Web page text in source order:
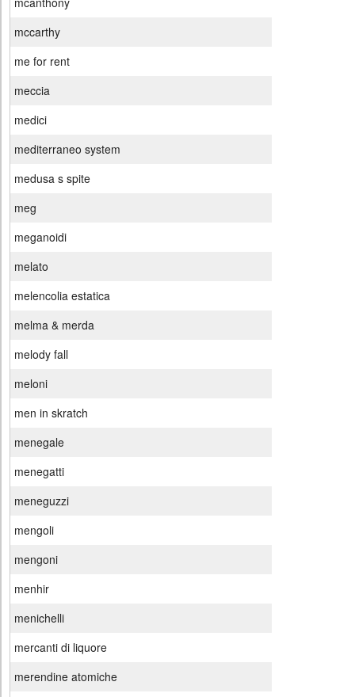
mccarthy
me for rent
meccia
medici
mediterraneo system
medusa s spite
meg
meganoidi
melato
melencolia estatica
melma & merda
melody fall
meloni
men in skratch
menegale
menegatti
meneguzzi
mengoli
mengoni
menhir
menichelli
mercanti di liquore
merendine atomiche